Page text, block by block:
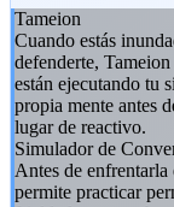
Tameion
Cuando estás
defenderte,
están ejecutando tu
propia mente antes
lugar de reactivo.
Simulador de
Antes de
permite practicar